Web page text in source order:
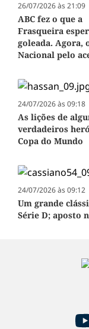
26/07/2026 às 21:09
ABC fez o que a
Frasqueira
goleada. Agora,
Nacional pelo
24/07/2026 às 09:18
As lições de
verdadeiros
Copa do Mundo
24/07/2026 às 09:12
Um grande
Série D; aposto